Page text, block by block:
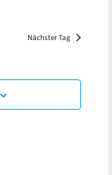
Nächster Tag